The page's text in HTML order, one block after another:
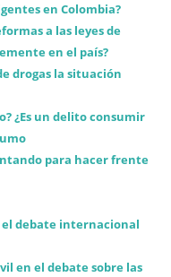
en Colombia?
a las leyes de
en el país?
drogas la situación
¿Es un delito consumir
para hacer frente
el debate internacional
en el debate sobre las